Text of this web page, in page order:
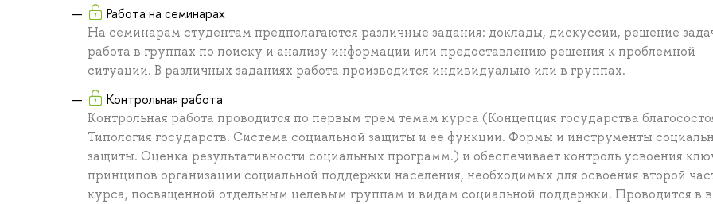
Работа на семинарах
На семинарам студентам предполагаются различные задания: доклады, дискуссии, решение
работа в группах по поиску и анализу информации или предоставлению решения к проблемной
ситуации. В различных заданиях работа производится индивидуально или в группах.
Контрольная работа
Контрольная работа проводится по первым трем темам курса (Концепция государства
Типология государств. Система социальной защиты и ее функции. Формы и инструменты
защиты. Оценка результативности социальных программ.) и обеспечивает контроль усвоения
принципов организации социальной поддержки населения, необходимых для освоения второй
курса, посвященной отдельным целевым группам и видам социальной поддержки. Проводится в